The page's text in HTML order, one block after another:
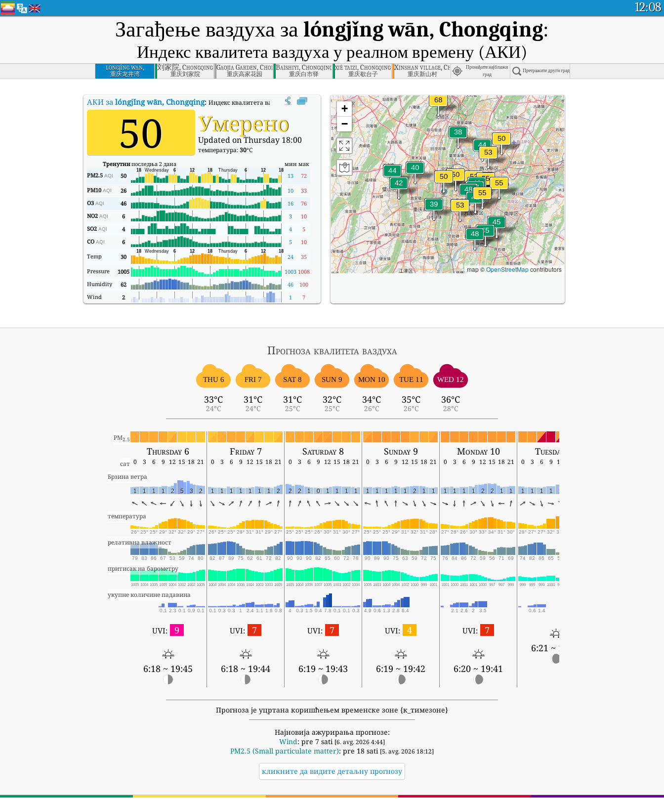
12:08
Загађење ваздуха за lóngjǐng wān, Chongqing:
Индекс квалитета ваздуха у реалном времену (АКИ)
longjǐng wan,
Chongqing
重庆龙井湾
刘家院, Chongqing
重庆刘家院
Gaojia Garden, Chongqing
重庆高家花园
Baishiyi, Chongqing
重庆白市驿
xiē taizi, Chongqing
重庆歇台子
Xinshan village, Chongqing
重庆新山村
Пронађите најближи
град
Претражите други град
АКИ за lóngjǐng wān, Chongqing: Индекс квалитета ваздуха (АКИ) компаније lóngjǐng wān, Chongqing у реалном времену.
50 Умерено
Updated on Thursday 18:00
температура:30°C
Тренутнипоследња 2 дана мин мак
PM2.5 AQI 50 13
72
PM10 AQI 26 10
33
O3 AQI 46 16
76
NO2 AQI 6 3
10
SO2 AQI 4 4
5
CO AQI 6 5
10
Temp
30 24
35
Pressure
1005 1003 1008
Humidity
62 46
100
Wind
2 1 7
+
−
map ©OpenStreetMapcontributors
Прогноза квалитета ваздуха
THU 6
33°C
24°C
FRI 7
31°C
24°C
SAT 8
31°C
25°C
SUN 9
32°C
25°C
MON 10
34°C
26°C
TUE 11
35°C
26°C
WED 12
36°C
28°C
PM2.5
Thursday 6 Friday 7 Saturday 8 Sunday 9 Monday 10 Tuesday 11
сат 0 3 6 9 12 15 18 21 0 3 6 9 12 15 18 21 0 3 6 9 12 15 18 21 0 3 6 9 12 15 18 21 0 3 6 9 12 15 18 21 0 3 6 9 12
Брзина ветра
1 1 1 1 2 5 3 2 1 1 1 1 1 1 1 2 2 2 1 0 1 1 1 1 1 1 1 1 1 2 1 1 1 1 1 1 2 2 1 1 1 1 1 1 2
температура
26° 25° 25° 29° 32° 32° 29° 27° 26° 25° 25° 28° 31° 31° 29° 27° 25° 25° 25° 26° 30° 31° 30° 27° 25° 25° 25° 29° 31° 32° 31° 28° 27° 26° 26° 30° 33° 34° 31° 30° 28° 27° 27° 32° 35°
релативна влажност
79 83 86 67 53 59 74 80 82 87 89 75 62 61 72 82 90 90 90 82 65 60 72 78 90 89 90 75 63 59 72 75 76 84 86 72 59 56 71 69 74 82 86 65 54
притисак на барометру
1005 1004 1005 1005 1004 1002 1002 1005 1004 1004 1004 1006 1004 1003 1003 1005 1005 1004 1006 1007 1005 1003 1002 1004 1005 1003 1004 1004 1002 1000 999 1001 1001 1000 1001 1001 1000 997 997 999 999 999 999 1000 999
укупне количине падавина
0.1 2.3 0.1 0.9 0.1 0.1 0.3 0.3 1 2.4 1.1 1.6 0.8 4 0.3 1.5 0.4 7.8 0.1 0.1 0.3 4.9 0.6 1.3 2.8 6.4 2.1 2.6 2 3.5 0.6 1.4
UVI: 9
6:18 ~ 19:45
UVI: 7
6:18 ~ 19:44
UVI: 7
6:19 ~ 19:43
UVI: 4
6:19 ~ 19:42
UVI: 7
6:20 ~ 19:41
6:21 ~ 19:41
Прогноза је уцртана коришћењем временске зоне {к_тимезоне}
Најновија ажурирања прогнозе:
Wind: pre 7 sati [6. avg. 2026 4:44]
PM2.5 (Small particulate matter): pre 18 sati [5. avg. 2026 18:12]
кликните да видите детаљну прогнозу